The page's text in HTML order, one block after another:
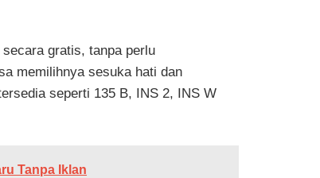
gratis, tanpa perlu
memilihnya sesuka hati dan
seperti 135 B, INS 2, INS W
Tanpa Iklan